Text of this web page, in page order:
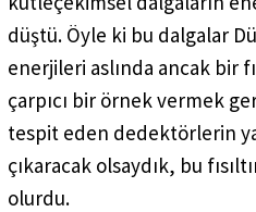
düştü. Öyle ki bu dalgalar
enerjileri aslında ancak bir
çarpıcı bir örnek vermek
tespit eden dedektörlerin
çıkaracak olsaydık, bu
olurdu.